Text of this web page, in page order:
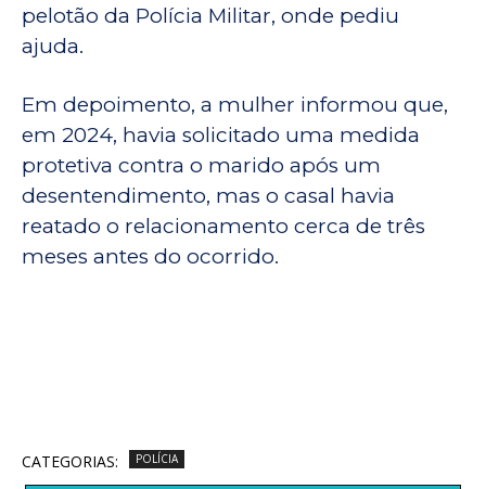
pelotão da Polícia Militar, onde pediu
ajuda.
Em depoimento, a mulher informou que,
em 2024, havia solicitado uma medida
protetiva contra o marido após um
desentendimento, mas o casal havia
reatado o relacionamento cerca de três
meses antes do ocorrido.
CATEGORIAS: POLÍCIA